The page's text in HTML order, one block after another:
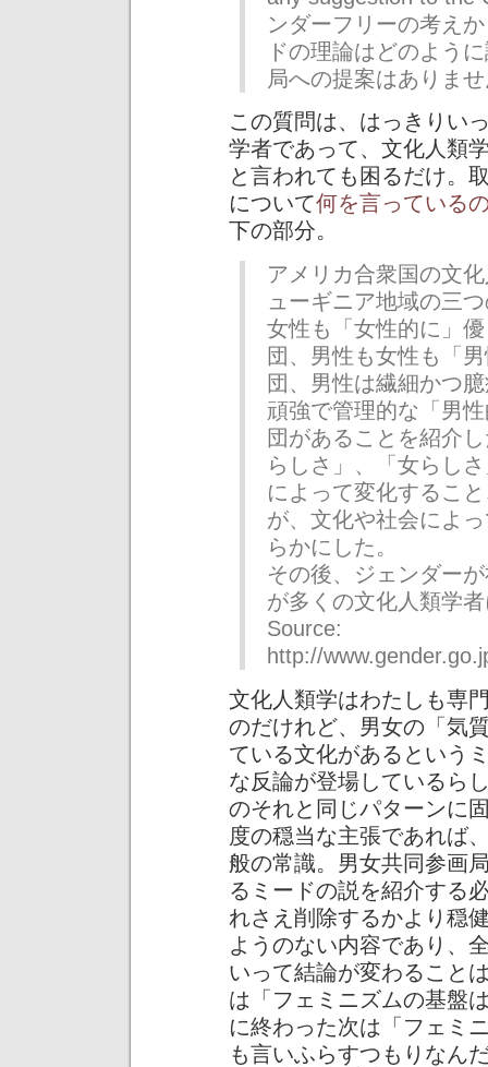
ンダーフリーの考え
ドの理論はどのよう
局への提案はありま
この質問は、はっきりい
学者であって、文化人類
と言われても困るだけ。
について何を言っている
下の部分。
アメリカ合衆国の文
ューギニア地域の三
女性も「女性的に」
団、男性も女性も「
団、男性は繊細かつ
頑強で管理的な「男
団があることを紹介
らしさ」、「女らし
によって変化するこ
が、文化や社会によ
らかにした。
その後、ジェンダー
が多くの文化人類学
Source:
http://
文化人類学はわたしも専
のだけれど、男女の「気
ている文化があるという
な反論が登場しているら
のそれと同じパターンに
度の穏当な主張であれば
般の常識。男女共同参画
るミードの説を紹介する
れさえ削除するかより穏
ようのない内容であり、
いって結論が変わること
は「フェミニズムの基盤
に終わった次は「フェミ
も言いふらすつもりなん